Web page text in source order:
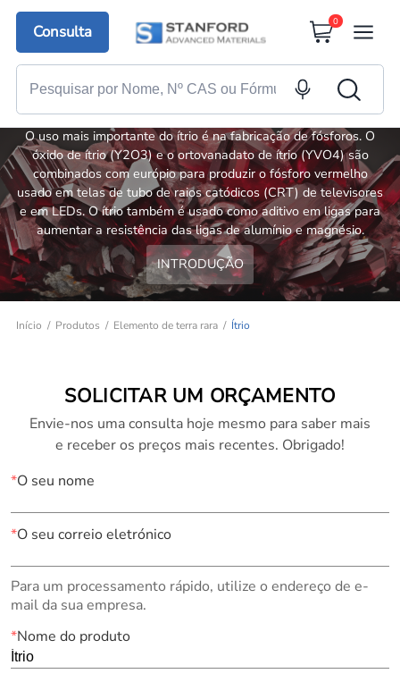
Consulta
0
Ítrio
O uso mais importante do ítrio é na fabricação de fósforos. O
óxido de ítrio (Y2O3) e o ortovanadato de ítrio (YVO4) são
combinados com európio para produzir o fósforo vermelho
usado em telas de tubo de raios catódicos (CRT) de televisores
e em LEDs. O ítrio também é usado como aditivo em ligas para
aumentar a resistência das ligas de alumínio e magnésio.
INTRODUÇÃO
Início Produtos Elemento de terra rara Ítrio
SOLICITAR UM ORÇAMENTO
Envie-nos uma consulta hoje mesmo para saber mais
e receber os preços mais recentes. Obrigado!
*O seu nome
*O seu correio eletrónico
Para um processamento rápido, utilize o endereço de e-
mail da sua empresa.
*Nome do produto